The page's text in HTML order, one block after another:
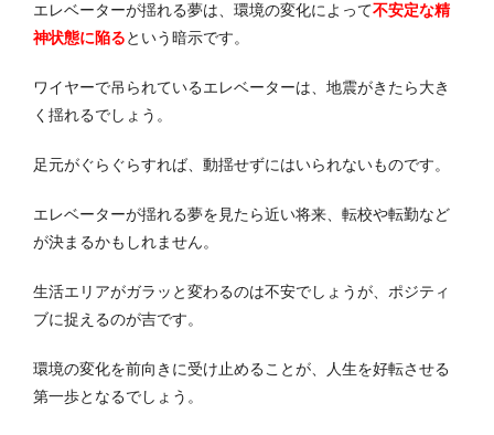
エレベーターが揺れる夢は、環境の変化によって不安定な精
神状態に陥るという暗示です。
ワイヤーで吊られているエレベーターは、地震がきたら大き
く揺れるでしょう。
足元がぐらぐらすれば、動揺せずにはいられないものです。
エレベーターが揺れる夢を見たら近い将来、転校や転勤など
が決まるかもしれません。
生活エリアがガラッと変わるのは不安でしょうが、ポジティ
ブに捉えるのが吉です。
環境の変化を前向きに受け止めることが、人生を好転させる
第一歩となるでしょう。